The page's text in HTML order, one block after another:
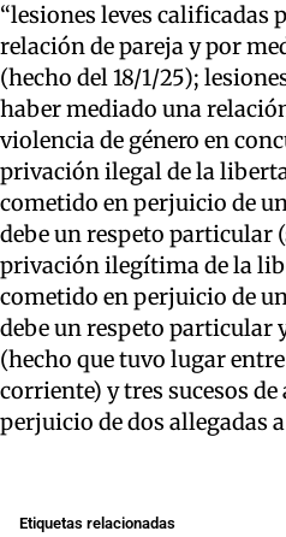
“lesiones leves calificadas
relación de pareja y por
(hecho del 18/1/25);
haber mediado una
violencia de género en
privación ilegal de la
cometido en perjuicio de
debe un respeto particular
privación ilegítima de la
cometido en perjuicio de
debe un respeto particular
(hecho que tuvo lugar
corriente) y tres sucesos
perjuicio de dos allegadas
Etiquetas relacionadas